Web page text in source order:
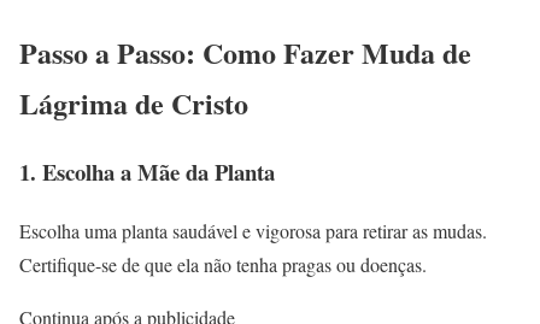
Passo a Passo: Como Fazer Muda de
Lágrima de Cristo
1. Escolha a Mãe da Planta
Escolha uma planta saudável e vigorosa para retirar as mudas.
Certifique-se de que ela não tenha pragas ou doenças.
Continua após a publicidade